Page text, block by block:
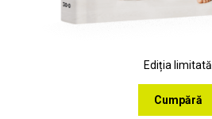
Ediția limitată
Cumpără